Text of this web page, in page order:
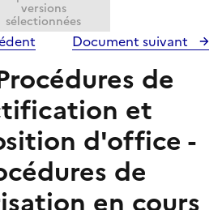
versions
sélectionnées
Document suivant
de
et
d'office -
de